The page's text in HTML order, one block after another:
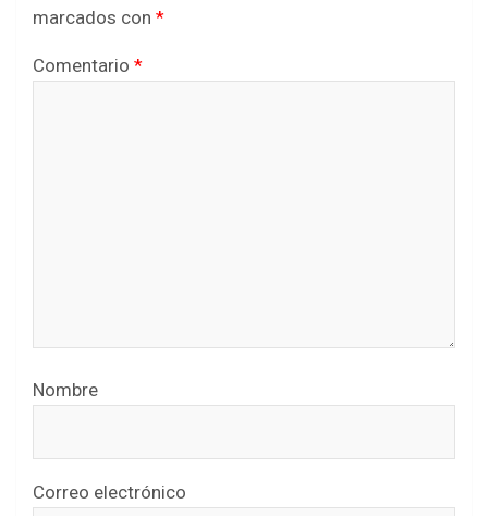
marcados con *
Comentario *
Nombre
Correo electrónico